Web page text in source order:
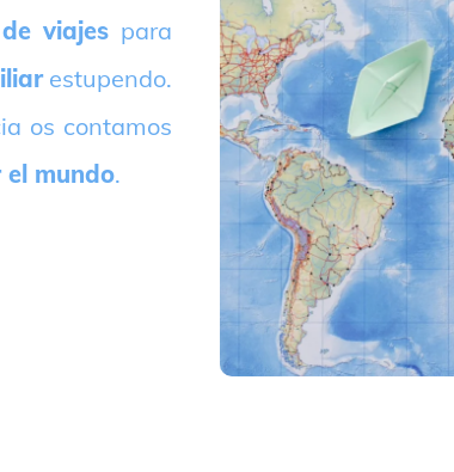
viajes para
estupendo.
os contamos
el mundo.